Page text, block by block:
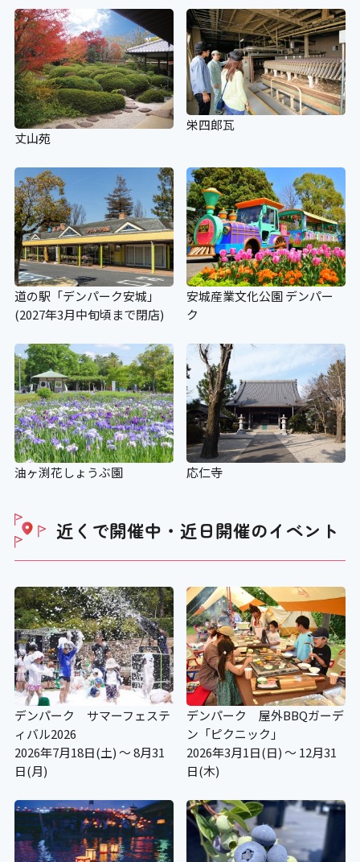
×
スロープ
〇 (プール内)165cm
施設出入り口の段差
×
施設内部の段差
×
設備
アイコンの説明
ベビーカーの貸し出し
×
老眼鏡の貸し出し
〇
〇
丈山苑
栄四郎瓦
道の駅「デンパーク安城」
(2027年3月中旬頃まで閉店)
安城産業文化公園 デンパー
ク
油ヶ渕花しょうぶ園 応仁寺
近くで開催中・近日開催のイベント
デンパーク サマーフェステ
ィバル2026
2026年7月18日(土) ～ 8月31
日(月)
デンパーク 屋外BBQガーデ
ン「ピクニック」
2026年3月1日(日) ～ 12月31
日(木)